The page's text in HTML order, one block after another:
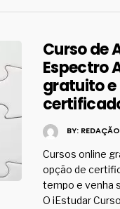
Curso de
Espectro
gratuito e
BY:
Cursos online
opção de
tempo e venha
O iEstudar